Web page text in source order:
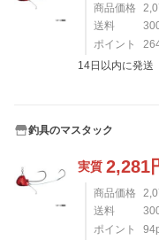
商品価格
送料
ポイント
14日以内に発送
釣具のマスタック
実質 2,281
商品価格
送料
ポイント
94